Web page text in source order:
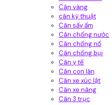
Cân vàng
cân kỹ thuật
Cân sấy ẩm
Cân chống nước
Cân chống nổ
Cân chống bụi
Cân y tế
Cân con lăn
Cân xe xúc lật
Cân xe nâng
Cân 3 trục